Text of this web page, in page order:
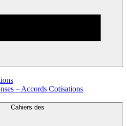
– Accords Cotisations
Cahiers des